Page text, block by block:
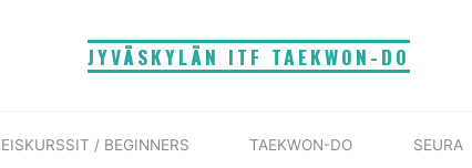
JYVÄSKYLÄN ITF TAEKWON-DO
/ BEGINNERS TAEKWON-DO SEURA